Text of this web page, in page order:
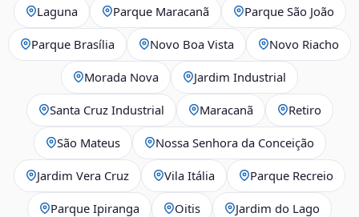
Laguna Parque Maracanã Parque São João
Parque Brasília Novo Boa Vista Novo Riacho
Morada Nova Jardim Industrial
Santa Cruz Industrial Maracanã Retiro
São Mateus Nossa Senhora da Conceição
Jardim Vera Cruz Vila Itália Parque Recreio
Parque Ipiranga Oitis Jardim do Lago